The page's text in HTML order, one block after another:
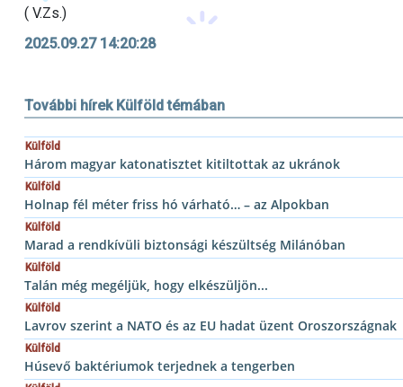
( V.Zs.)
2025.09.27 14:20:28
További hírek Külföld témában
Külföld
Három magyar katonatisztet kitiltottak az ukránok
Külföld
Holnap fél méter friss hó várható… – az Alpokban
Külföld
Marad a rendkívüli biztonsági készültség Milánóban
Külföld
Talán még megéljük, hogy elkészüljön...
Külföld
Lavrov szerint a NATO és az EU hadat üzent Oroszországnak
Külföld
Húsevő baktériumok terjednek a tengerben